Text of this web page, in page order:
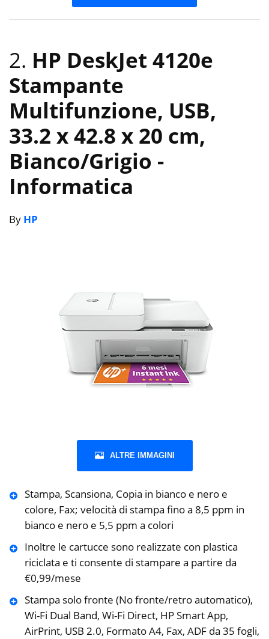
2. HP DeskJet 4120e
Stampante
Multifunzione, USB,
33.2 x 42.8 x 20 cm,
Bianco/Grigio -
Informatica
By HP
ALTRE IMMAGINI
Stampa, Scansiona, Copia in bianco e nero e
colore, Fax; velocità di stampa fino a 8,5 ppm in
bianco e nero e 5,5 ppm a colori
Inoltre le cartucce sono realizzate con plastica
riciclata e ti consente di stampare a partire da
€0,99/mese
Stampa solo fronte (No fronte/retro automatico),
Wi-Fi Dual Band, Wi-Fi Direct, HP Smart App,
AirPrint, USB 2.0, Formato A4, Fax, ADF da 35 fogli,